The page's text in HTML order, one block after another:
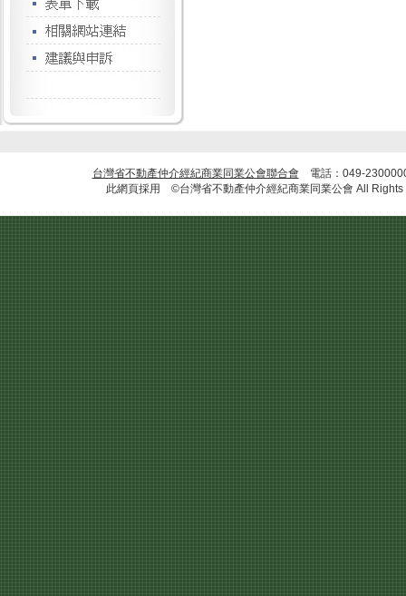
台灣省不動產仲介經紀商業同業公會聯合會 電話：049-
此網頁採用 ©台灣省不動產仲介經紀商業同業公會 All Rights